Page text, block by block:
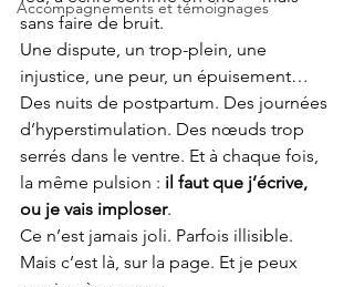
Accompagnements et témoignages
sans faire de bruit.
Une dispute, un trop-plein, une
injustice, une peur, un épuisement…
Des nuits de postpartum. Des journées
d’hyperstimulation. Des nœuds trop
serrés dans le ventre. Et à chaque fois,
la même pulsion : il faut que j’écrive,
ou je vais imploser.
Ce n’est jamais joli. Parfois illisible.
Mais c’est là, sur la page. Et je peux